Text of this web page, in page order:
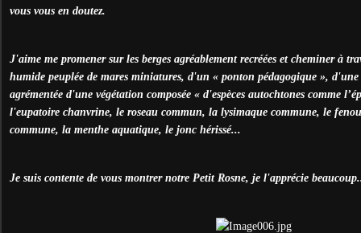
vous vous en doutez.
J'aime me promener sur les berges agréablement recréées et cheminer à
humide peuplée de mares miniatures, d'un « ponton pédagogique », d'une
agrémentée d'une végétation composée « d'espèces autochtones comme
l'eupatoire chanvrine, le roseau commun, la lysimaque commune, le
commune, la menthe aquatique, le jonc hérissé...
Je suis contente de vous montrer notre Petit Rosne, je l'apprécie